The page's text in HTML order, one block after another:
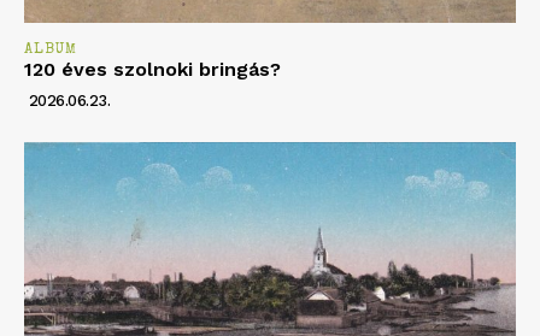
ALBUM
120 éves szolnoki bringás?
2026.06.23.